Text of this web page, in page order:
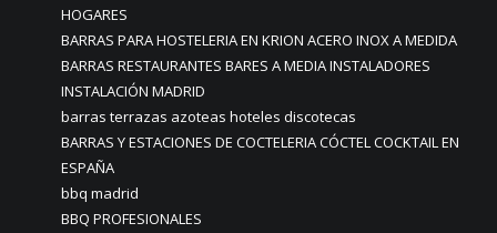
HOGARES
BARRAS PARA HOSTELERIA EN KRION ACERO INOX A MEDIDA
BARRAS RESTAURANTES BARES A MEDIA INSTALADORES
INSTALACIÓN MADRID
barras terrazas azoteas hoteles discotecas
BARRAS Y ESTACIONES DE COCTELERIA CÓCTEL COCKTAIL EN
ESPAÑA
bbq madrid
BBQ PROFESIONALES